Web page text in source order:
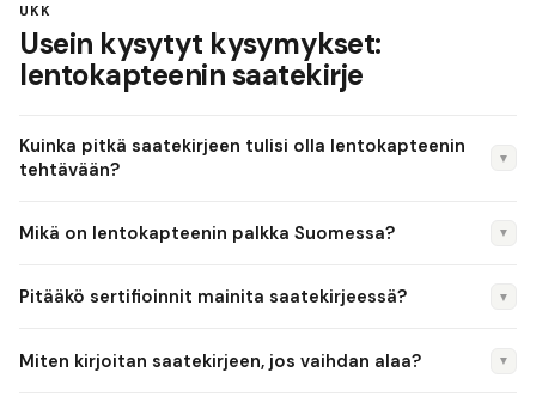
UKK
Usein kysytyt kysymykset:
lentokapteenin saatekirje
Kuinka pitkä saatekirjeen tulisi olla lentokapteenin
tehtävään?
▼
Lentokapteenina sinut arvioidaan viestintätaidoistasi --
Mikä on lentokapteenin palkka Suomessa? ▼
mukaan. Duunitorin ja Tilastokeskuksen tietojen perusteella
Pääkaupunkiseudulla palkat ovat tyypillisesti korkeammat.
Pitääkö sertifioinnit mainita saatekirjeessä? ▼
trukkikortti ovat kovia näyttöjä. Mainitse ne tulosten
Miten kirjoitan saatekirjeen, jos vaihdan alaa? ▼